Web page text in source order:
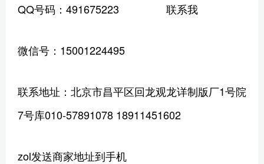
QQ号码：491675223 联系我
微信号：15001224495
联系地址：北京市昌平区回龙观龙详制版厂1号院
7号库010-57891078 18911451602
zol发送商家地址到手机